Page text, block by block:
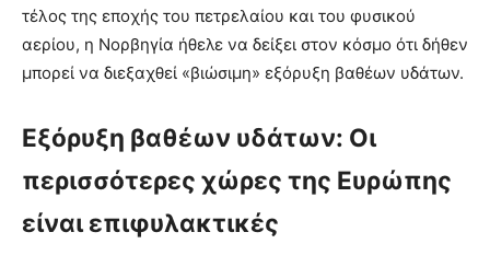
τέλος της εποχής του πετρελαίου και του φυσικού
αερίου, η Νορβηγία ήθελε να δείξει στον κόσμο ότι δήθεν
μπορεί να διεξαχθεί «βιώσιμη» εξόρυξη βαθέων υδάτων.
Εξόρυξη βαθέων υδάτων: Οι
περισσότερες χώρες της Ευρώπης
είναι επιφυλακτικές